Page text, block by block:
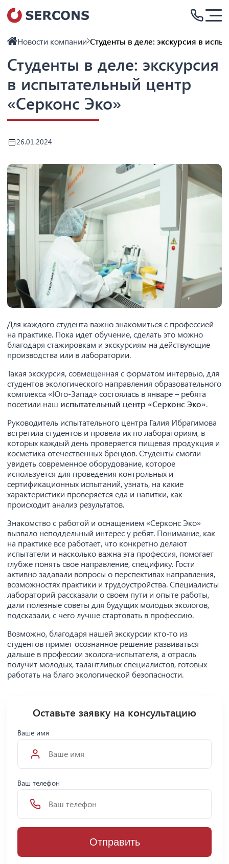
Новости компании Студенты в деле: экскурсия в
Студенты в деле: экскурсия
в испытательный центр
«Серконс Эко»
26.01.2024
Для каждого студента важно знакомиться с профессией
на практике. Пока идет обучение, сделать это можно
благодаря стажировкам и экскурсиям на действующие
производства или в лаборатории.
Такая экскурсия, совмещенная с форматом интервью, для
студентов экологического направления образовательного
комплекса «Юго-Запад» состоялась в январе – ребята
посетили наш испытательный центр «Серконс Эко».
Руководитель испытательного центра Галия Ибрагимова
встретила студентов и провела их по лабораториям, в
которых каждый день проверяется пищевая продукция и
косметика отечественных брендов. Студенты смогли
увидеть современное оборудование, которое
используется для проведения контрольных и
сертификационных испытаний, узнать, на какие
характеристики проверяется еда и напитки, как
происходит анализ результатов.
Знакомство с работой и оснащением «Серконс Эко»
вызвало неподдельный интерес у ребят. Понимание, как
на практике все работает, что конкретно делают
испытатели и насколько важна эта профессия, помогает
глубже понять свое направление, специфику. Гости
активно задавали вопросы о перспективах направления,
возможностях практики и трудоустройства. Специалисты
лабораторий рассказали о своем пути и опыте работы,
дали полезные советы для будущих молодых экологов,
подсказали, с чего лучше стартовать в профессию.
Возможно, благодаря нашей экскурсии кто-то из
студентов примет осознанное решение развиваться
дальше в профессии эколога-испытателя, а отрасль
получит молодых, талантливых специалистов, готовых
работать на благо экологической безопасности.
Оставьте заявку на консультацию
Ваше имя
Ваш телефон
Отправить